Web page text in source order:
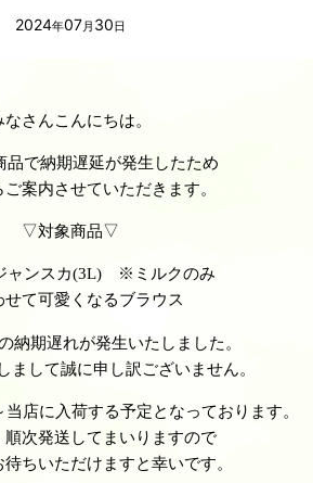
2024年07月 30日
なさんこんにちは。
品で納期遅延が発生したため
案内させていただきます。
▽対象商品▽
ャンスカ(3L) ※ミルクのみ
せて可愛くなるブラウス
納期遅れが発生いたしました。
まして誠に申し訳ございません。
店に入荷する予定となっております。
順次発送してまいりますので
ちいただけますと幸いです。